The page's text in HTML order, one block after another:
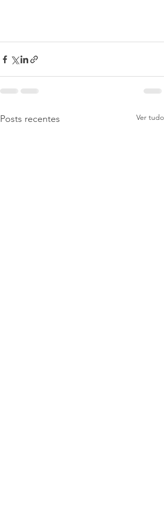
Posts recentes Ver tudo